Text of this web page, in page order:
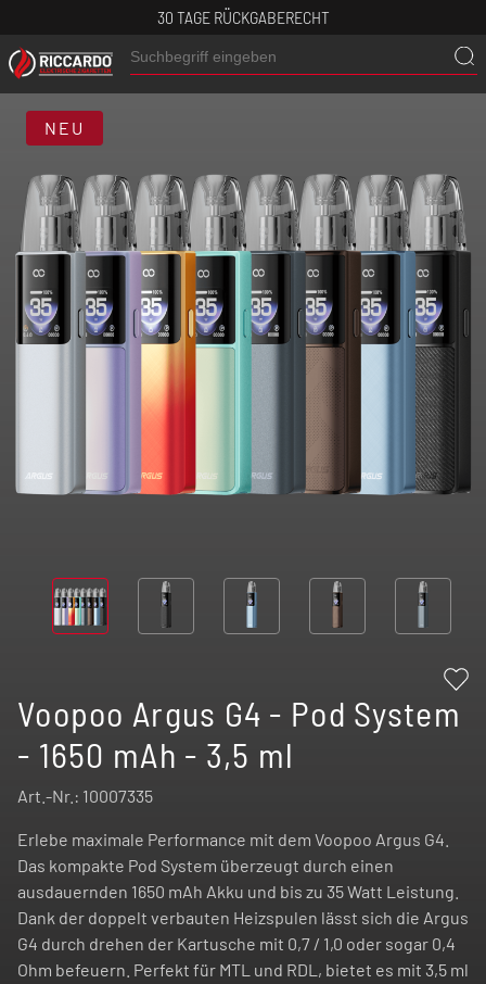
30 TAGE RÜCKGABERECHT
NEU
Voopoo Argus G4 - Pod System
- 1650 mAh - 3,5 ml
Art.-Nr.: 10007335
Erlebe maximale Performance mit dem Voopoo Argus G4.
Das kompakte Pod System überzeugt durch einen
ausdauernden 1650 mAh Akku und bis zu 35 Watt Leistung.
Dank der doppelt verbauten Heizspulen lässt sich die Argus
G4 durch drehen der Kartusche mit 0,7 / 1,0 oder sogar 0,4
Ohm befeuern. Perfekt für MTL und RDL, bietet es mit 3,5 ml